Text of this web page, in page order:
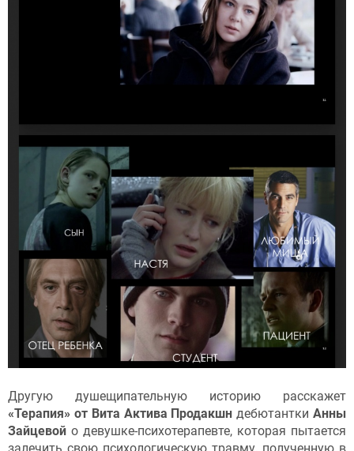
Другую душещипательную историю расскажет
«Терапия» от Вита Актива Продакшн дебютанткиАнны
Зайцевой о девушке-психотерапевте, которая пытается